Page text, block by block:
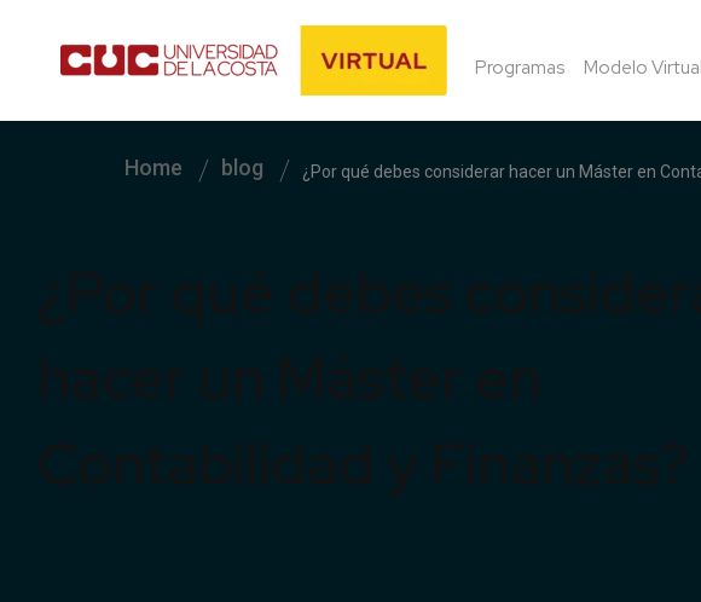
Programas Modelo Virtual
Home blog ¿Por qué debes considerar hacer un Máster en